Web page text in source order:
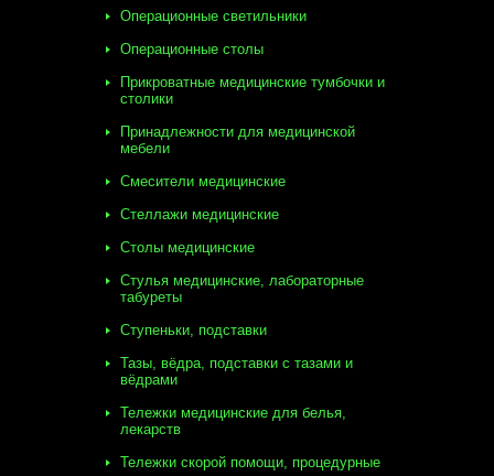
Операционные светильники
Операционные столы
Прикроватные медицинские тумбочки и
столики
Принадлежности для медицинской
мебели
Смесители медицинские
Стеллажи медицинские
Столы медицинские
Стулья медицинские, лабораторные
табуреты
Ступеньки, подставки
Тазы, вёдра, подставки с тазами и
вёдрами
Тележки медицинские для белья,
лекарств
Тележки скорой помощи, процедурные